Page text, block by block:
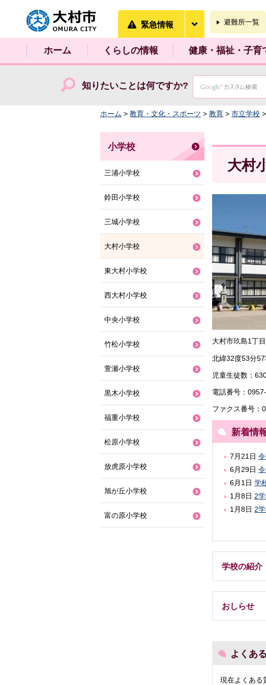
大村市
緊急情報 避難所一覧
ホーム くらしの情報 健康・福祉・子育
知りたいことは何ですか?
ホーム > 教育・文化・スポーツ > 教育 > 市立学校 >
大村
大村市玖島1丁
北緯32度53分
児童生徒数：
電話番号：
ファクス番号：
新着情
7月21日
6月29日
6月1日 学
1月8日 2
1月8日 2
学校の紹介
おしらせ
よくあ
現在よくある
小学校
三浦小学校
鈴田小学校
三城小学校
大村小学校
東大村小学校
西大村小学校
中央小学校
竹松小学校
萱瀬小学校
黒木小学校
福重小学校
松原小学校
放虎原小学校
旭が丘小学校
富の原小学校